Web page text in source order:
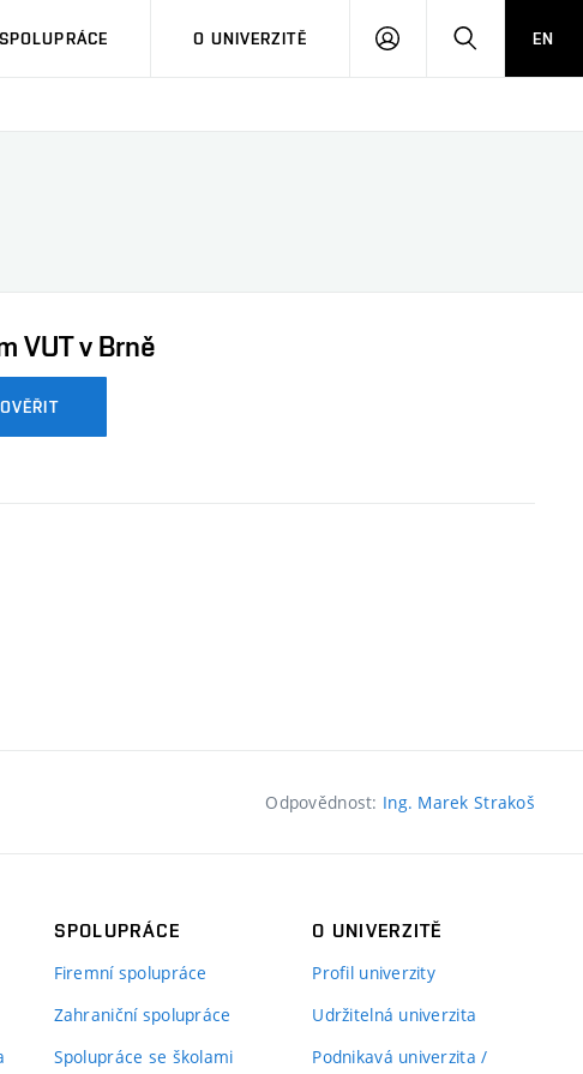
SPOLUPRÁCE O UNIVERZITĚ
PŘIHLÁSIT HLEDATEN
VUT v Brně
OVĚŘIT
Odpovědnost: Ing. Marek Strakoš
SPOLUPRÁCE
Firemní spolupráce
Zahraniční spolupráce
Spolupráce se školami
O UNIVERZITĚ
Profil univerzity
Udržitelná univerzita
Podnikavá univerzita /